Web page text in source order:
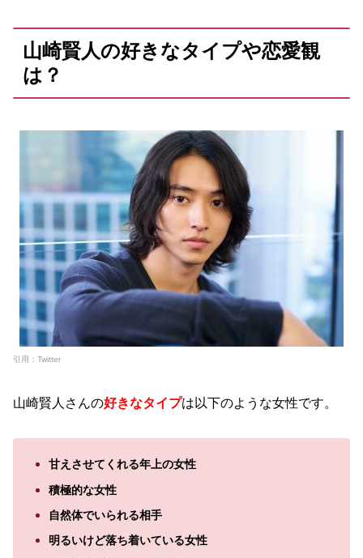
山崎賢人の好きなタイプや恋愛観
は？
引用：Twitter
山崎賢人さんの好きなタイプは以下のような女性です。
甘えさせてくれる年上の女性
積極的な女性
自然体でいられる相手
明るいけど落ち着いている女性